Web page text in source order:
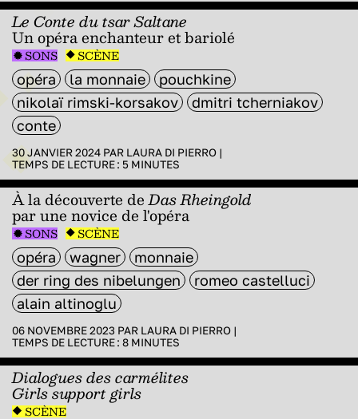
Le Conte du tsar Saltane
Un opéra enchanteur et bariolé
SONS SCÈNE
opéra la monnaie
pouchkine
nikolaï rimski-korsakov
dmitri tcherniakov
conte
30 JANVIER 2024 PAR LAURA DI PIERRO |
TEMPS DE LECTURE : 5 MINUTES
À la découverte deDas Rheingold
par une novice de l'opéra
SONS SCÈNE
opéra wagner
monnaie
der ring des nibelungen
romeo castelluci
alain altinoglu
06 NOVEMBRE 2023 PAR LAURA DI PIERRO |
TEMPS DE LECTURE : 8 MINUTES
Dialogues des carmélites
Girls support girls
SCÈNE